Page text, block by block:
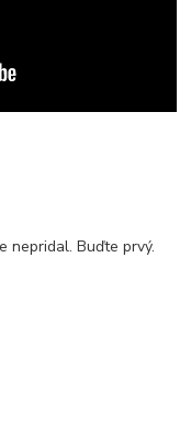
nepridal. Buďte prvý.